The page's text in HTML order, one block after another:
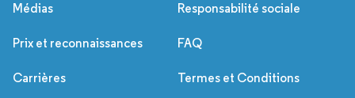
Médias Responsabilité sociale
Prix et reconnaissances FAQ
Carrières Termes et Conditions